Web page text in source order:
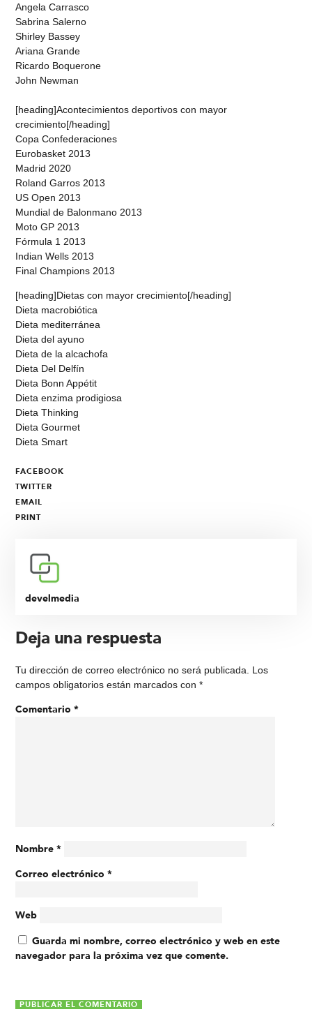
Angela Carrasco
Sabrina Salerno
Shirley Bassey
Ariana Grande
Ricardo Boquerone
John Newman
[heading]Acontecimientos deportivos con mayor
crecimiento[/heading]
Copa Confederaciones
Eurobasket 2013
Madrid 2020
Roland Garros 2013
US Open 2013
Mundial de Balonmano 2013
Moto GP 2013
Fórmula 1 2013
Indian Wells 2013
Final Champions 2013
[heading]Dietas con mayor crecimiento[/heading]
Dieta macrobiótica
Dieta mediterránea
Dieta del ayuno
Dieta de la alcachofa
Dieta Del Delfín
Dieta Bonn Appétit
Dieta enzima prodigiosa
Dieta Thinking
Dieta Gourmet
Dieta Smart
FACEBOOK
TWITTER
EMAIL
PRINT
develmedia
Deja una respuesta
Tu dirección de correo electrónico no será publicada.
Los
campos obligatorios están marcados con *
Comentario *
Nombre *
Correo electrónico *
Web
Guarda mi nombre, correo electrónico y web en este
navegador para la próxima vez que comente.